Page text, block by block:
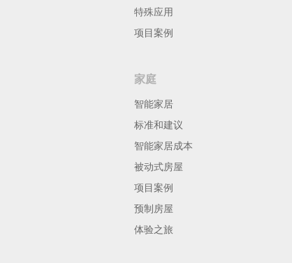
特殊应用
项目案例
家庭
智能家居
标准和建议
智能家居成本
被动式房屋
项目案例
预制房屋
体验之旅